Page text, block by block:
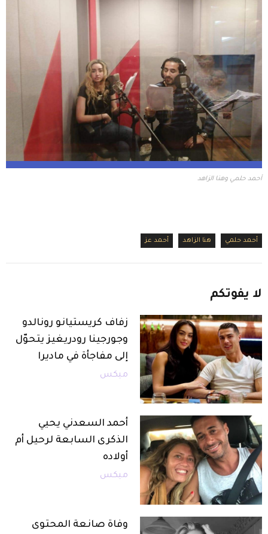
أحمد حلمي وهنا الزاهد
أحمد حلمي هنا الزاهد أحمد عز
لا يفوتكم
زفاف كريستيانو رونالدو
وجورجينا رودريغيز يتحوّل
إلى مفاجأة في ماديرا
ميكس
أحمد السعدني يحيي
الذكرى السابعة لرحيل أم
أولاده
ميكس
وفاة صانعة المحتوى